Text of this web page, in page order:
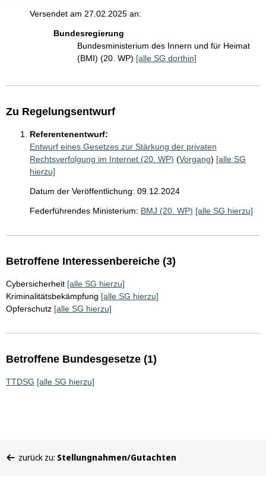
Versendet am 27.02.2025 an:
Bundesregierung
Bundesministerium des Innern und für Heimat
(BMI) (20. WP) [alle SG dorthin]
Zu Regelungsentwurf
Referentenentwurf:
Entwurf eines Gesetzes zur Stärkung der privaten
Rechtsverfolgung im Internet (20. WP) (Vorgang) [alle SG
hierzu]
Datum der Veröffentlichung: 09.12.2024
Federführendes Ministerium: BMJ (20. WP) [alle SG hierzu]
Betroffene Interessenbereiche (3)
Cybersicherheit [alle SG hierzu]
Kriminalitätsbekämpfung [alle SG hierzu]
Opferschutz [alle SG hierzu]
Betroffene Bundesgesetze (1)
TTDSG [alle SG hierzu]
befinden
zurück zu: Stellungnahmen/Gutachten